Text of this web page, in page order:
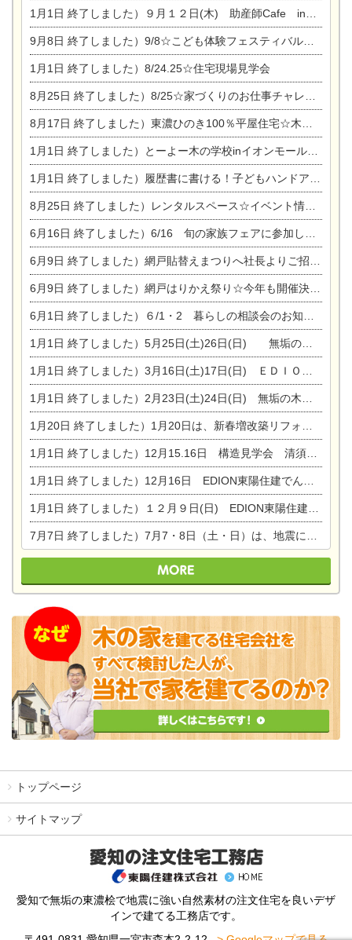
1月1日 終了しました）９月１２日(木) 助産師Cafe in東陽住建
9月8日 終了しました）9/8☆こども体験フェスティバル☆一宮市民会館
1月1日 終了しました）8/24.25☆住宅現場見学会
8月25日 終了しました）8/25☆家づくりのお仕事チャレンジ
8月17日 終了しました）東濃ひのき100％平屋住宅☆木の家完成見学会
1月1日 終了しました）とーよー木の学校inイオンモール木曽川
1月1日 終了しました）履歴書に書ける！子どもハンドアロマ講座☆
8月25日 終了しました）レンタルスペース☆イベント情報☆チャイルドアロマセラピスト
6月16日 終了しました）6/16 旬の家族フェアに参加します☆
6月9日 終了しました）網戸貼替えまつりへ社長よりご招待です♪
6月9日 終了しました）網戸はりかえ祭り☆今年も開催決定！
6月1日 終了しました）６/1・2 暮らしの相談会のお知らせ
1月1日 終了しました）5月25日(土)26日(日) 無垢の木の家体感見学会開催☆
1月1日 終了しました）3月16日(土)17日(日) ＥＤＩＯＮ東陽住建でんき館 総決算まつり
1月1日 終了しました）2月23日(土)24日(日) 無垢の木の家 完成見学会
1月20日 終了しました）1月20日は、新春増改築リフォームまつり＆家の修理祭り＆家電まつりです。
1月1日 終了しました）12月15.16日 構造見学会 清須市西枇杷島町弁天
1月1日 終了しました）12月16日 EDION東陽住建でんき OPEN第二弾イベント！！
1月1日 終了しました）１２月９日(日) EDION東陽住建でんき館プレＯＰＥＮ！＆家の修理まつり
7月7日 終了しました）7月7・8日（土・日）は、地震に強くて安心！暮らしを楽しむ東濃ひのきの平屋の家体験見学会を開催します。ぜひお越しください。
トップページ
サイトマップ
愛知で無垢の東濃桧で地震に強い自然素材の注文住宅を良いデザ
インで建てる工務店です。